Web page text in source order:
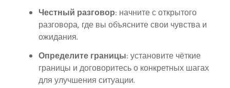
Честный разговор: начните с открытого
разговора, где вы объясните свои чувства и
ожидания.
Определите границы: установите чёткие
границы и договоритесь о конкретных шагах
для улучшения ситуации.